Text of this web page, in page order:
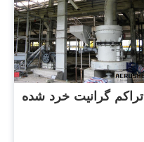
تراکم گرانیت خرد شده